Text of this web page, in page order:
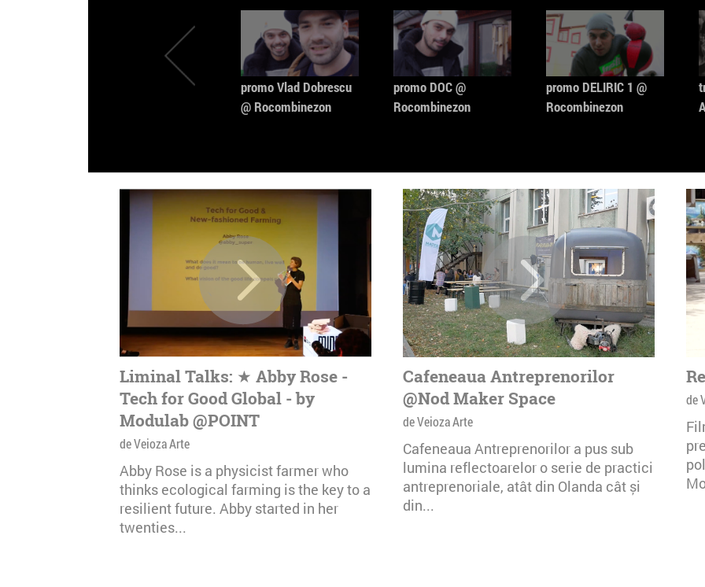
promo Vlad Dobrescu
@ Rocombinezon
promo DOC @
Rocombinezon
promo DELIRIC 1 @
Rocombinezon
Liminal Talks: ★ Abby Rose -
Tech for Good Global - by
Modulab @POINT
de Veioza Arte
Abby Rose is a physicist farmer who
thinks ecological farming is the key to a
resilient future. Abby started in her
twenties...
Cafeneaua Antreprenorilor
@Nod Maker Space
de Veioza Arte
Cafeneaua Antreprenorilor a pus sub
lumina reflectoarelor o serie de practici
antreprenoriale, atât din Olanda cât și
din...
de